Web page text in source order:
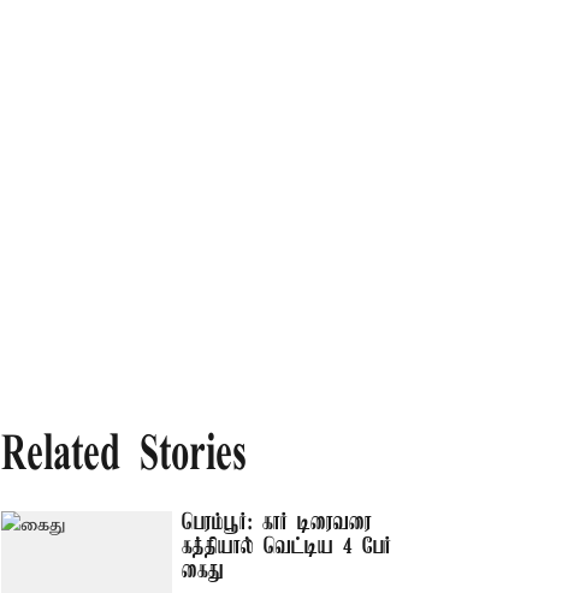
Related Stories
பெரம்பூர்: கார் டிரைவரை
கத்தியால் வெட்டிய 4 பேர்
கைது